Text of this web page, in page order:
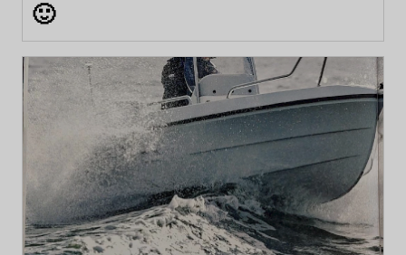
🙂